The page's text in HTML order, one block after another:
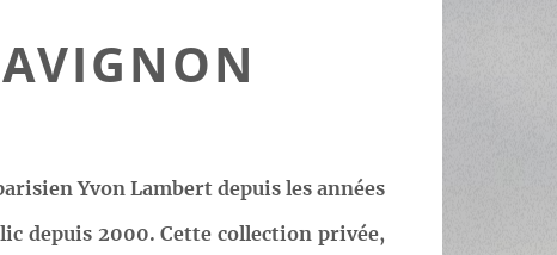
Yvon Lambert depuis les années
depuis 2000. Cette collection privée,